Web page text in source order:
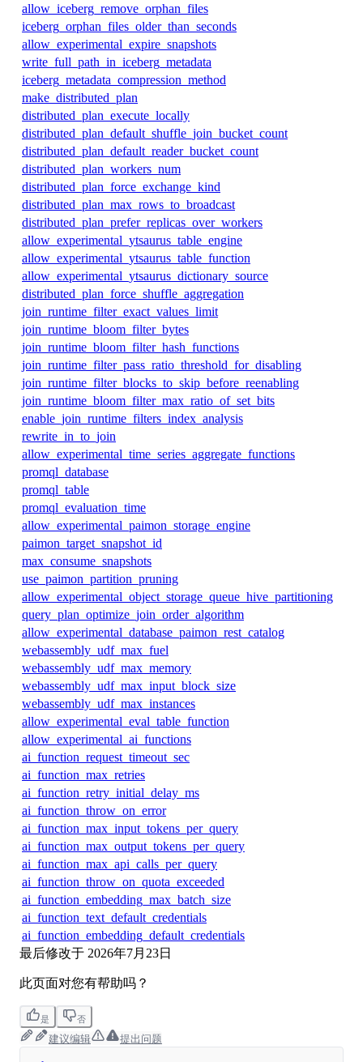
allow_iceberg_remove_orphan_files
iceberg_orphan_files_older_than_seconds
allow_experimental_expire_snapshots
write_full_path_in_iceberg_metadata
iceberg_metadata_compression_method
make_distributed_plan
distributed_plan_execute_locally
distributed_plan_default_shuffle_join_bucket_count
distributed_plan_default_reader_bucket_count
distributed_plan_workers_num
distributed_plan_force_exchange_kind
distributed_plan_max_rows_to_broadcast
distributed_plan_prefer_replicas_over_workers
allow_experimental_ytsaurus_table_engine
allow_experimental_ytsaurus_table_function
allow_experimental_ytsaurus_dictionary_source
distributed_plan_force_shuffle_aggregation
join_runtime_filter_exact_values_limit
join_runtime_bloom_filter_bytes
join_runtime_bloom_filter_hash_functions
join_runtime_filter_pass_ratio_threshold_for_disabling
join_runtime_filter_blocks_to_skip_before_reenabling
join_runtime_bloom_filter_max_ratio_of_set_bits
enable_join_runtime_filters_index_analysis
rewrite_in_to_join
allow_experimental_time_series_aggregate_functions
promql_database
promql_table
promql_evaluation_time
allow_experimental_paimon_storage_engine
paimon_target_snapshot_id
max_consume_snapshots
use_paimon_partition_pruning
allow_experimental_object_storage_queue_hive_partitioning
query_plan_optimize_join_order_algorithm
allow_experimental_database_paimon_rest_catalog
webassembly_udf_max_fuel
webassembly_udf_max_memory
webassembly_udf_max_input_block_size
webassembly_udf_max_instances
allow_experimental_eval_table_function
allow_experimental_ai_functions
ai_function_request_timeout_sec
ai_function_max_retries
ai_function_retry_initial_delay_ms
ai_function_throw_on_error
ai_function_max_input_tokens_per_query
ai_function_max_output_tokens_per_query
ai_function_max_api_calls_per_query
ai_function_throw_on_quota_exceeded
ai_function_embedding_max_batch_size
ai_function_text_default_credentials
ai_function_embedding_default_credentials
最后修改于 2026年7月23日
此页面对您有帮助吗？
是 否
建议编辑 提出问题